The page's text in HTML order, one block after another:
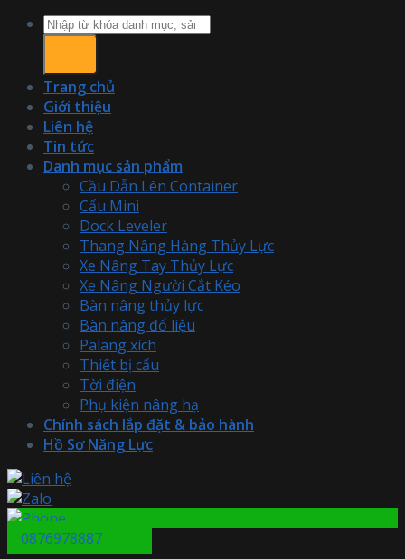
Tìm
kiếm:
Trang chủ
Giới thiệu
Liên hệ
Tin tức
Danh mục sản phẩm
Cầu Dẫn Lên Container
Cẩu Mini
Dock Leveler
Thang Nâng Hàng Thủy Lực
Xe Nâng Tay Thủy Lực
Xe Nâng Người Cắt Kéo
Bàn nâng thủy lực
Bàn nâng đổ liệu
Palang xích
Thiết bị cẩu
Tời điện
Phụ kiện nâng hạ
Chính sách lắp đặt & bảo hành
Hồ Sơ Năng Lực
0876978887